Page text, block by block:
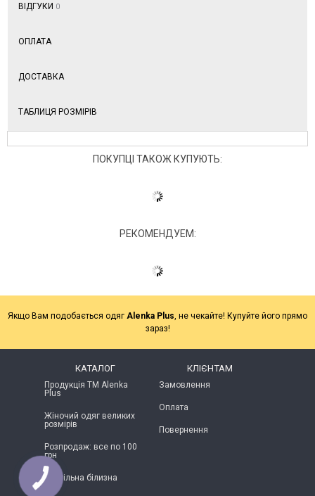
ВІДГУКИ 0
ОПЛАТА
ДОСТАВКА
ТАБЛИЦЯ РОЗМІРІВ
ПОКУПЦІ ТАКОЖ КУПУЮТЬ:
РЕКОМЕНДУЕМ:
Якщо Вам подобається одяг Alenka Plus , не чекайте! Купуйте його прямо
зараз!
КАТАЛОГ
Продукція ТМ Alenka
Plus
Жіночий одяг великих
розмірів
Розпродаж: все по 100
грн
Постільна білизна
КЛІЄНТАМ
Замовлення
Оплата
Повернення